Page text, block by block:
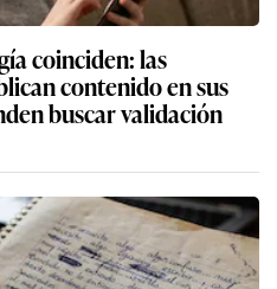
coinciden: las
contenido en sus
buscar validación